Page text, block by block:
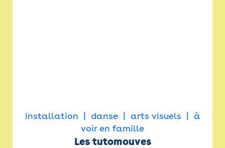
installation danse arts visuels
à
voir en famille
Les tutomouves